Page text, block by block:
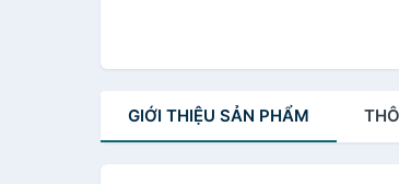
GIỚI THIỆU SẢN PHẨM